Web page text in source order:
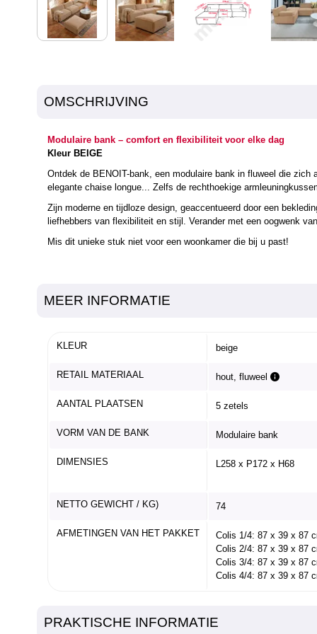
OMSCHRIJVING
Modulaire bank – comfort en flexibiliteit voor elke dag
Kleur BEIGE
Ontdek de BENOIT-bank, een modulaire bank in fluweel die
elegante chaise longue... Zelfs de rechthoekige
Zijn moderne en tijdloze design, geaccentueerd door een
liefhebbers van flexibiliteit en stijl. Verander met een oogwenk
Mis dit unieke stuk niet voor een woonkamer die bij u past!
MEER INFORMATIE
KLEUR beige
RETAIL MATERIAAL hout, fluweel
AANTAL PLAATSEN 5 zetels
VORM VAN DE BANK Modulaire bank
DIMENSIES L258 x P172 x H68
NETTO GEWICHT / KG) 74
AFMETINGEN VAN HET PAKKET
Colis 1/4: 87 x 39 x 87
Colis 2/4: 87 x 39 x 87
Colis 3/4: 87 x 39 x 87
Colis 4/4: 87 x 39 x 87
PRAKTISCHE INFORMATIE